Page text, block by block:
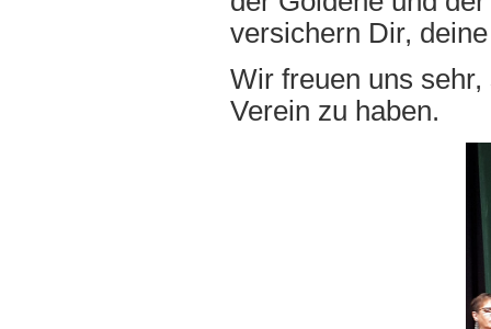
versichern Dir,
Wir freuen uns
Verein zu haben.